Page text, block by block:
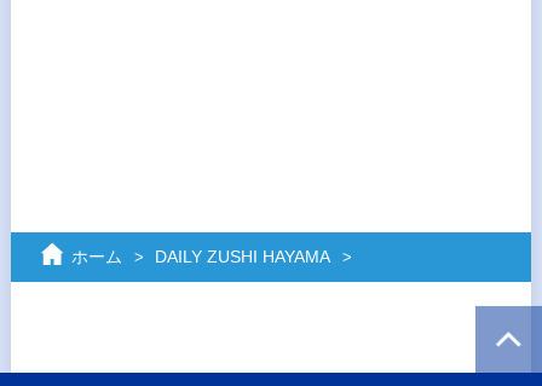
ホーム DAILY ZUSHI HAYAMA